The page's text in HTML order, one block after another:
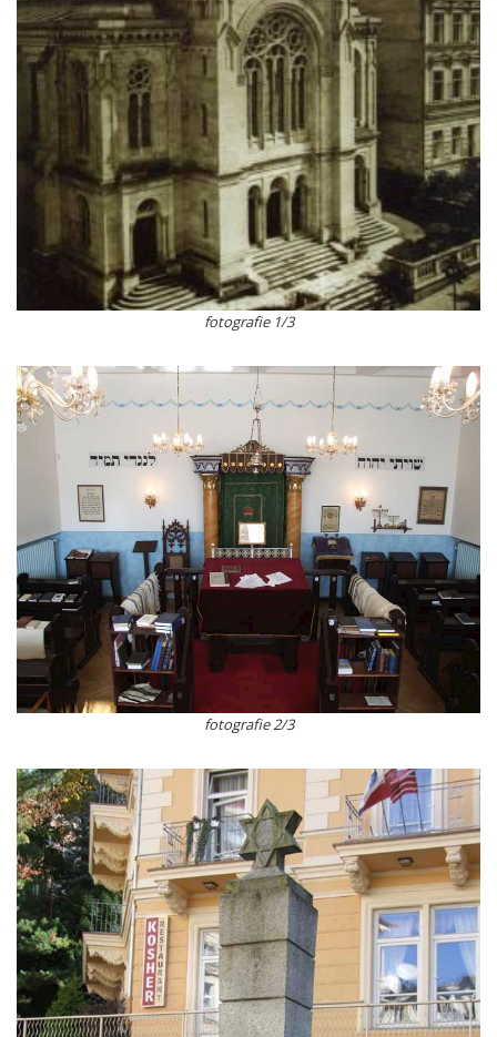
fotografie 1/3
fotografie 2/3